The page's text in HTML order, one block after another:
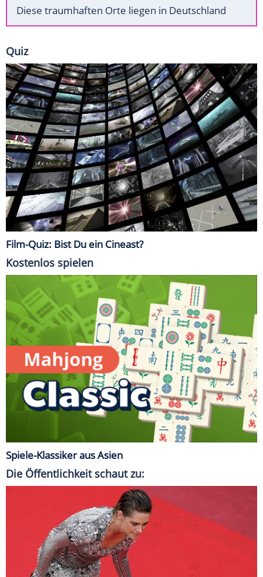
Diese traumhaften Orte liegen in Deutschland
Quiz
Film-Quiz: Bist Du ein Cineast?
Kostenlos spielen
Spiele-Klassiker aus Asien
Die Öffentlichkeit schaut zu: